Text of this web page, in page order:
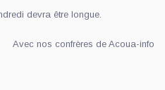
devra être longue.
Avec nos confrères de Acoua-info